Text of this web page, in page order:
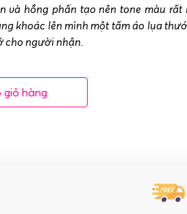
và hồng phấn tạo nên tone màu rất
khoác lên mình một tấm áo lụa
cho người nhận.
giỏ hàng